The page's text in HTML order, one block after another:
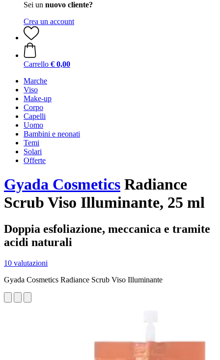
Sei un nuovo cliente?
Crea un account
Carrello € 0,00
Marche
Viso
Make-up
Corpo
Capelli
Uomo
Bambini e neonati
Temi
Solari
Offerte
Gyada Cosmetics Radiance
Scrub Viso Illuminante, 25 ml
Doppia esfoliazione, meccanica e tramite
acidi naturali
10 valutazioni
Gyada Cosmetics Radiance Scrub Viso Illuminante